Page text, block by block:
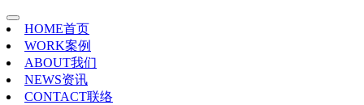
HOME首页
WORK案例
ABOUT我们
NEWS资讯
CONTACT联络